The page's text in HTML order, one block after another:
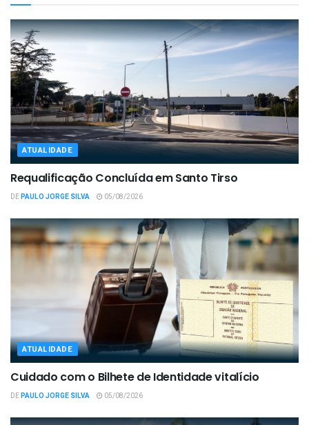
ATUALIDADE
Requalificação Concluída em Santo Tirso
DEPAULO JORGE SILVA 05/08/2026
ATUALIDADE
Cuidado com o Bilhete de Identidade vitalício
DEPAULO JORGE SILVA 05/08/2026